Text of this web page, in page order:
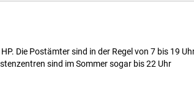
Die Postämter sind in der Regel von 7 bis 19
sind im Sommer sogar bis 22 Uhr